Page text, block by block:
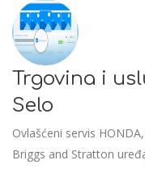
Trgovina i
Selo
Ovlašćeni servis
Briggs and Stratton